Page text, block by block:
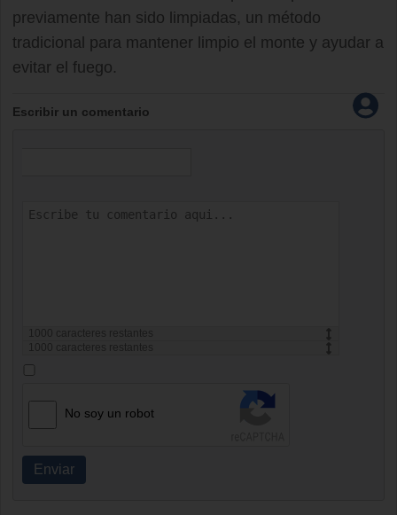
previamente han sido limpiadas, un método
tradicional para mantener limpio el monte y ayudar a
evitar el fuego.
Escribir un comentario
caracteres restantes
caracteres restantes
No soy un robot
Enviar